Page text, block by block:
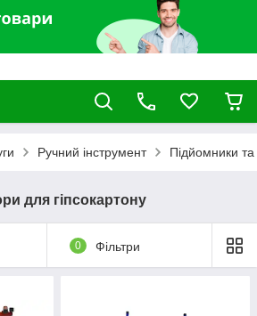
Ручний інструмент Підйомники
для гіпсокартону
0 Фільтри